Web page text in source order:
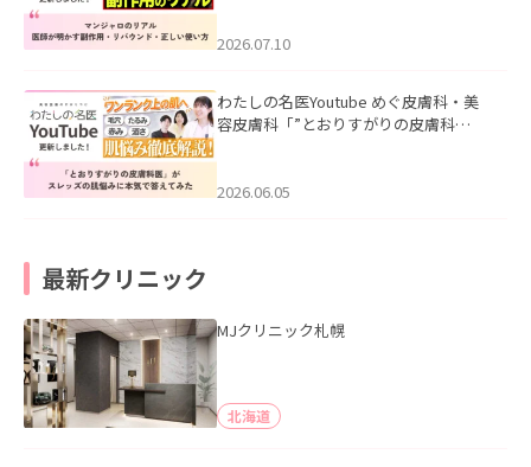
た。
2026.07.10
わたしの名医Youtube めぐ皮膚科・美
容皮膚科「”とおりすがりの皮膚科
2026.06.05
最新クリニック
MJクリニック札幌
北海道